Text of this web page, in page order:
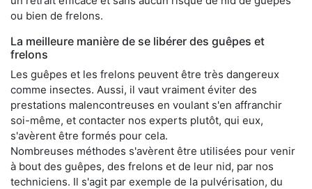
ou bien de frelons.
La meilleure manière de se libérer des guêpes et
frelons
Les guêpes et les frelons peuvent être très dangereux
comme insectes. Aussi, il vaut vraiment éviter des
prestations malencontreuses en voulant s'en affranchir
soi-même, et contacter nos experts plutôt, qui eux,
s'avèrent être formés pour cela.
Nombreuses méthodes s'avèrent être utilisées pour venir
à bout des guêpes, des frelons et de leur nid, par nos
techniciens. Il s'agit par exemple de la pulvérisation, du